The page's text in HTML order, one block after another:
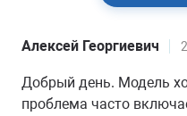
Алексей Георгиевич
Добрый день. Модель
проблема часто